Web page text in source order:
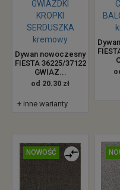
Dywan nowoczesny
FIESTA 36225/37122
GWIAZ...
od 20.30 zł
+ inne warianty
NOWOŚĆ